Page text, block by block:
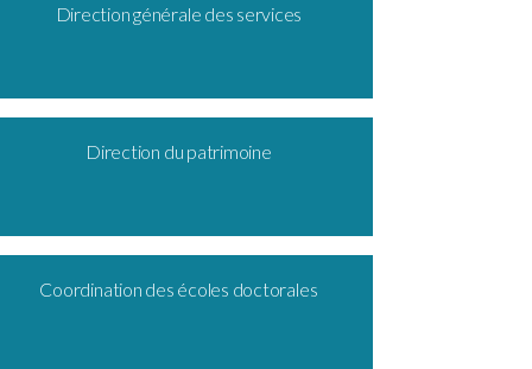
Direction générale des services
Direction du patrimoine
Coordination des écoles doctorales